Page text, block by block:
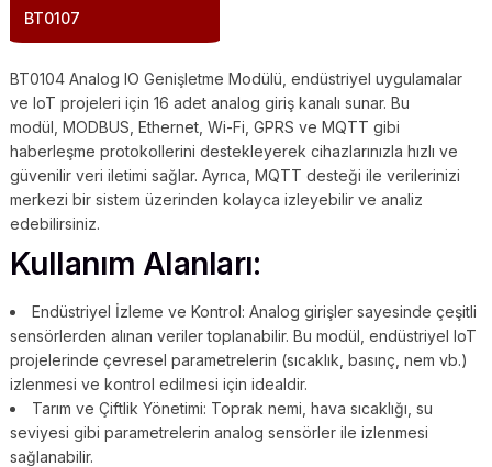
BT0107
BT0104 Analog IO Genişletme Modülü, endüstriyel uygulamalar
ve IoT projeleri için 16 adet analog giriş kanalı sunar. Bu
modül, MODBUS, Ethernet, Wi-Fi, GPRS ve MQTT gibi
haberleşme protokollerini destekleyerek cihazlarınızla hızlı ve
güvenilir veri iletimi sağlar. Ayrıca, MQTT desteği ile verilerinizi
merkezi bir sistem üzerinden kolayca izleyebilir ve analiz
edebilirsiniz.
Kullanım Alanları:
Endüstriyel İzleme ve Kontrol: Analog girişler sayesinde çeşitli
sensörlerden alınan veriler toplanabilir. Bu modül, endüstriyel IoT
projelerinde çevresel parametrelerin (sıcaklık, basınç, nem vb.)
izlenmesi ve kontrol edilmesi için idealdir.
Tarım ve Çiftlik Yönetimi: Toprak nemi, hava sıcaklığı, su
seviyesi gibi parametrelerin analog sensörler ile izlenmesi
sağlanabilir.